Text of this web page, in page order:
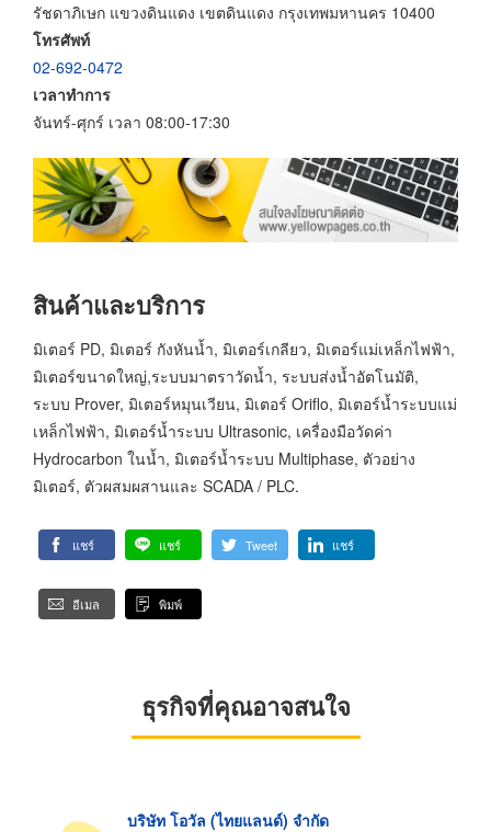
รัชดาภิเษก แขวงดินแดง เขตดินแดง กรุงเทพมหานคร 10400
โทรศัพท์
02-692-0472
เวลาทำการ
จันทร์-ศุกร์ เวลา 08:00-17:30
สินค้าและบริการ
มิเตอร์ PD, มิเตอร์ กังหันน้ำ, มิเตอร์เกลียว, มิเตอร์แม่เหล็กไฟฟ้า,
มิเตอร์ขนาดใหญ่,ระบบมาตราวัดน้ำ, ระบบส่งน้ำอัตโนมัติ,
ระบบ Prover, มิเตอร์หมุนเวียน, มิเตอร์ Oriflo, มิเตอร์น้ำระบบแม่
เหล็กไฟฟ้า, มิเตอร์น้ำระบบ Ultrasonic, เครื่องมือวัดค่า
Hydrocarbon ในน้ำ, มิเตอร์น้ำระบบ Multiphase, ตัวอย่าง
มิเตอร์, ตัวผสมผสานและ SCADA / PLC.
แชร์ แชร์ Tweet แชร์
อีเมล พิมพ์
ธุรกิจที่คุณอาจสนใจ
บริษัท โอวัล (ไทยแลนด์) จำกัด